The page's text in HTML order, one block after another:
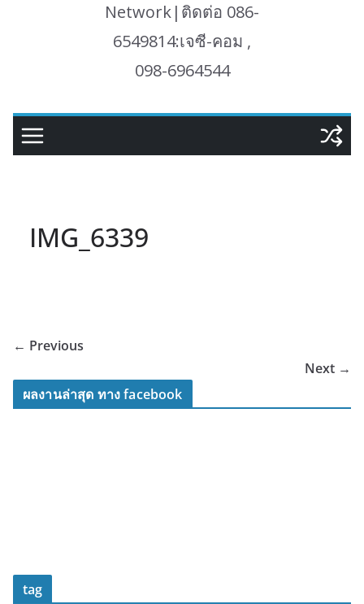
Network|ติดต่อ 086-
6549814:เจซี-คอม ,
098-6964544
IMG_6339
← Previous
Next →
ผลงานล่าสุด ทาง facebook
tag